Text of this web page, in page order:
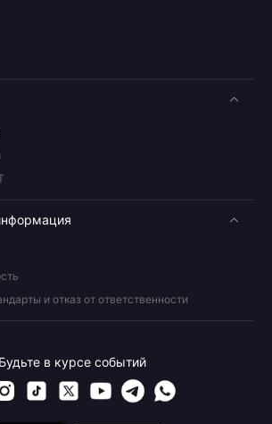
и отказ от ответственности
Будьте в курсе событий